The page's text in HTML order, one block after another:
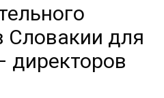
Словакии для
директоров